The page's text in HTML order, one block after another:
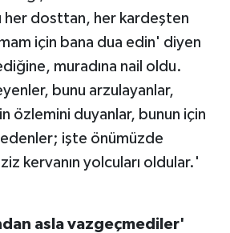
dosttan, her kardeşten
için bana dua edin' diyen
muradına nail oldu.
bunu arzulayanlar,
özlemini duyanlar, bunun için
işte önümüzde
kervanın yolcuları oldular.'
asla vazgeçmediler'